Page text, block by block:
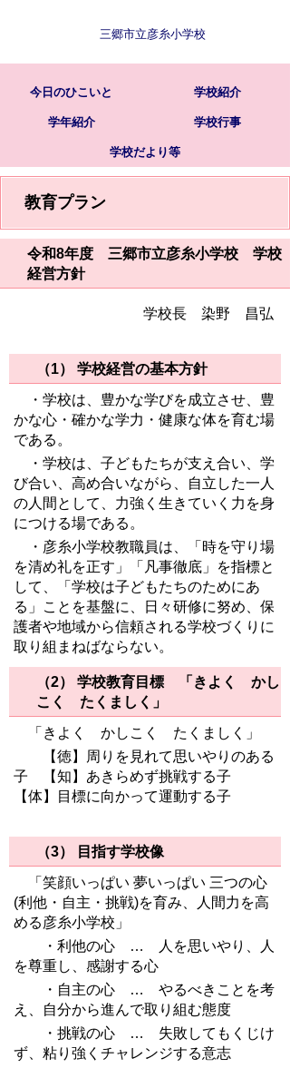
三郷市立彦糸小学校
今日のひこいと 学校紹介
学年紹介 学校行事
学校だより等
教育プラン
令和8年度 三郷市立彦糸小学校 学校
経営方針
学校長 染野 昌弘
（1） 学校経営の基本方針
・学校は、豊かな学びを成立させ、豊
かな心・確かな学力・健康な体を育む場
である。
・学校は、子どもたちが支え合い、学
び合い、高め合いながら、自立した一人
の人間として、力強く生きていく力を身
につける場である。
・彦糸小学校教職員は、「時を守り場
を清め礼を正す」「凡事徹底」を指標と
して、「学校は子どもたちのためにあ
る」ことを基盤に、日々研修に努め、保
護者や地域から信頼される学校づくりに
取り組まねばならない。
（2） 学校教育目標 「きよく かし
こく たくましく」
「きよく かしこく たくましく」
【徳】周りを見れて思いやりのある
子 【知】あきらめず挑戦する子
【体】目標に向かって運動する子
（3） 目指す学校像
「笑顔いっぱい 夢いっぱい 三つの心
(利他・自主・挑戦)を育み、人間力を高
める彦糸小学校」
・利他の心 … 人を思いやり、人
を尊重し、感謝する心
・自主の心 … やるべきことを考
え、自分から進んで取り組む態度
・挑戦の心 … 失敗してもくじけ
ず、粘り強くチャレンジする意志